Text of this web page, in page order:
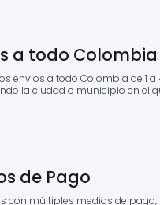
a todo Colombia
envios a todo Colombia de 1
la ciudad o municipio en el
de Pago
con múltiples medios de pago,